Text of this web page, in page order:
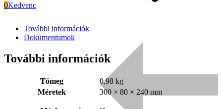
Signode
0Kedvenc
További információk
Dokumentumok
További információk
Tömeg
0,98 kg
Méretek
300 × 80 × 240 mm